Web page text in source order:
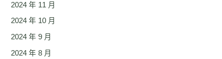
2024 年 11 月
2024 年 10 月
2024 年 9 月
2024 年 8 月